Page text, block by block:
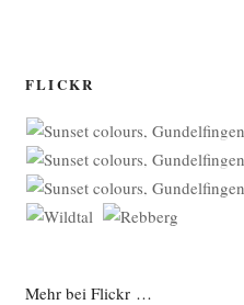
FLICKR
Mehr bei Flickr …